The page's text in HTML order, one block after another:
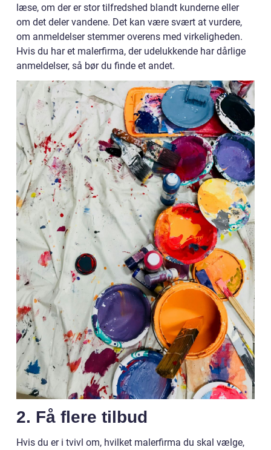
læse, om der er stor tilfredshed blandt kunderne eller
om det deler vandene. Det kan være svært at vurdere,
om anmeldelser stemmer overens med virkeligheden.
Hvis du har et malerfirma, der udelukkende har dårlige
anmeldelser, så bør du finde et andet.
2. Få flere tilbud
Hvis du er i tvivl om, hvilket malerfirma du skal vælge,